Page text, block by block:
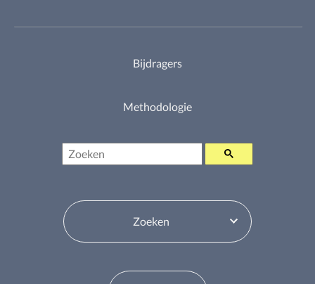
Bijdragers
Methodologie
Zoeken
Inhoudsopgavewisselaar